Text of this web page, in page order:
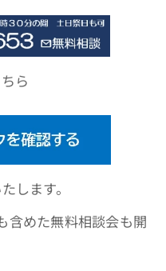
ら
します。
含めた無料相談会も開